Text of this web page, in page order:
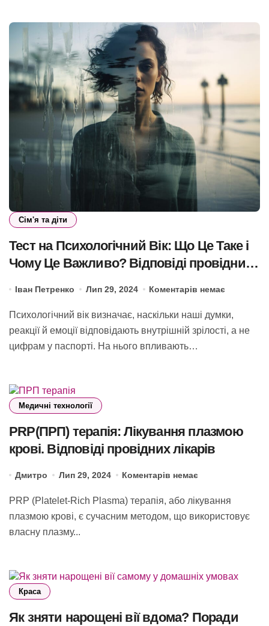
Сім'я та діти
Тест на Психологічний Вік: Що Це Таке і
Чому Це Важливо? Відповіді провідних
Іван Петренко Лип 29, 2024 Коментарів немає
Психологічний вік визначає, наскільки наші думки,
реакції й емоції відповідають внутрішній зрілості, а не
цифрам у паспорті. На нього впливають…
Медичні технології
PRP(ПРП) терапія: Лікування плазмою
крові. Відповіді провідних лікарів
Дмитро Лип 29, 2024 Коментарів немає
PRP (Platelet-Rich Plasma) терапія, або лікування
плазмою крові, є сучасним методом, що використовує
власну плазму...
Краса
Як зняти нарощені вії вдома? Поради